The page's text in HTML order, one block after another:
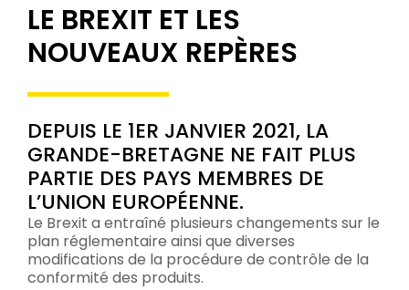
LE BREXIT ET LES
NOUVEAUX REPÈRES
DEPUIS LE 1ER JANVIER 2021, LA
GRANDE-BRETAGNE NE FAIT PLUS
PARTIE DES PAYS MEMBRES DE
L’UNION EUROPÉENNE.
Le Brexit a entraîné plusieurs changements sur le
plan réglementaire ainsi que diverses
modifications de la procédure de contrôle de la
conformité des produits.